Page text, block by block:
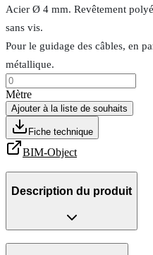
Acier Ø 4 mm. Revêtement
sans vis.
Pour le guidage des câbles, en
métallique.
Mètre
Ajouter à la liste de souhaits
Fiche technique
BIM-Object
Description du produit